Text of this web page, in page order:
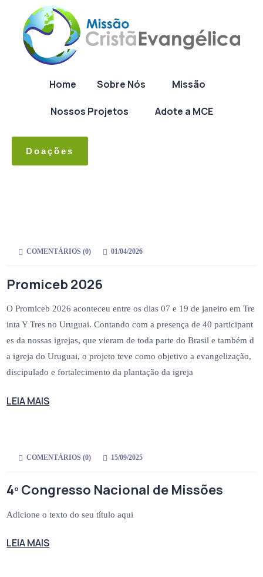
Home Sobre Nós Missão
Nossos Projetos Adote a MCE
Doações
COMENTÁRIOS (0) 01/04/2026
Promiceb 2026
O Promiceb 2026 aconteceu entre os dias 07 e 19 de janeiro em Tre
inta Y Tres no Uruguai. Contando com a presença de 40 participant
es da nossas igrejas, que vieram de toda parte do Brasil e também d
a igreja do Uruguai, o projeto teve como objetivo a evangelização,
discipulado e fortalecimento da plantação da igreja
LEIA MAIS
COMENTÁRIOS (0) 15/09/2025
4º Congresso Nacional de Missões
Adicione o texto do seu título aqui
LEIA MAIS